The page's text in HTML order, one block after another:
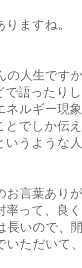
ますね。
の人生です
で語ったり
ネルギー現
とでしか伝
いうような
お言葉あり
率って、良
長いので、
いただいて